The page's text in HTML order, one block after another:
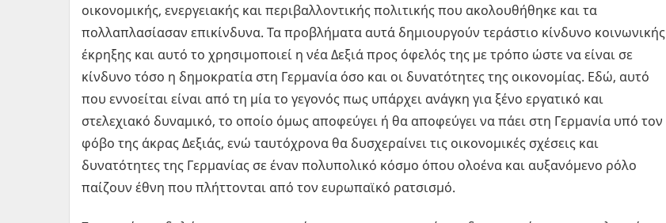
οικονομικής, ενεργειακής και περιβαλλοντικής πολιτικής που ακολουθήθηκε και τα
πολλαπλασίασαν επικίνδυνα. Τα προβλήματα αυτά δημιουργούν τεράστιο κίνδυνο κοινωνικής
έκρηξης και αυτό το χρησιμοποιεί η νέα Δεξιά προς όφελός της με τρόπο ώστε να είναι σε
κίνδυνο τόσο η δημοκρατία στη Γερμανία όσο και οι δυνατότητες της οικονομίας. Εδώ, αυτό
που εννοείται είναι από τη μία το γεγονός πως υπάρχει ανάγκη για ξένο εργατικό και
στελεχιακό δυναμικό, το οποίο όμως αποφεύγει ή θα αποφεύγει να πάει στη Γερμανία υπό τον
φόβο της άκρας Δεξιάς, ενώ ταυτόχρονα θα δυσχεραίνει τις οικονομικές σχέσεις και
δυνατότητες της Γερμανίας σε έναν πολυπολικό κόσμο όπου ολοένα και αυξανόμενο ρόλο
παίζουν έθνη που πλήττονται από τον ευρωπαϊκό ρατσισμό.